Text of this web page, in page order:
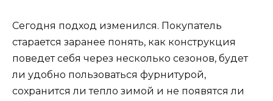
Сегодня подход изменился. Покупатель
старается заранее понять, как конструкция
поведет себя через несколько сезонов, будет
ли удобно пользоваться фурнитурой,
сохранится ли тепло зимой и не появятся ли